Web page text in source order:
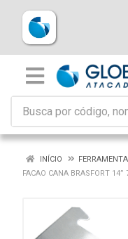
INÍCIO
FACAO CANA BRASFORT 14”